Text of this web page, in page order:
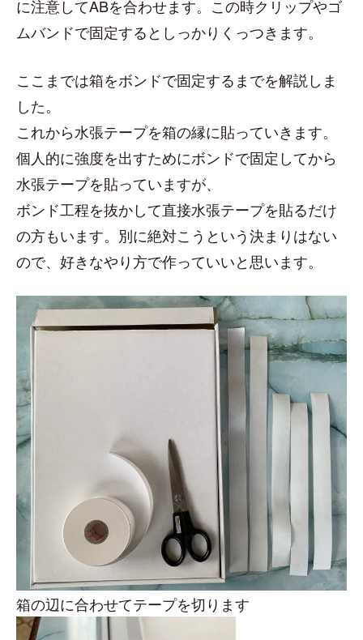
に注意してABを合わせます。この時クリップやゴ
ムバンドで固定するとしっかりくっつきます。
ここまでは箱をボンドで固定するまでを解説しま
した。
これから水張テープを箱の縁に貼っていきます。
個人的に強度を出すためにボンドで固定してから
水張テープを貼っていますが、
ボンド工程を抜かして直接水張テープを貼るだけ
の方もいます。別に絶対こうという決まりはない
ので、好きなやり方で作っていいと思います。
箱の辺に合わせてテープを切ります